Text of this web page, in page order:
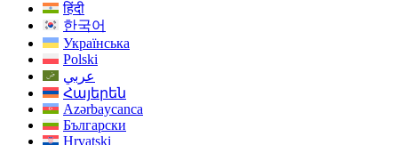
हिंदी
한국어
Українська
Polski
عربي
Հայերեն
Azərbaycanca
Български
Hrvatski